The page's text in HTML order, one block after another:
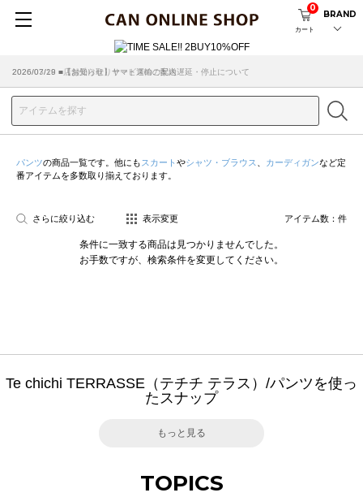
カート
0
BRAND
2026/07/29 ■【お知らせ】ヤマト運輸の配送遅延・停止について
2026/03/18 ■店舗受け取りサービスのご案内
パンツの商品一覧です。他にも スカート やシャツ・ブラウス カーディガンなど定
番アイテムを多数取り揃えております。
さらに絞り込む 表示変更 アイテム数： 件
条件に一致する商品は見つかりませんでした。
お手数ですが、検索条件を変更してください。
Te chichi TERRASSE（テチチ テラス）/パンツを使っ
たスナップ
もっと見る
TOPICS